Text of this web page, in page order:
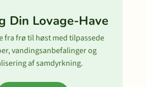
Din Lovage-Have
fra frø til høst med tilpassede
vandingsanbefalinger og
af samdyrkning.